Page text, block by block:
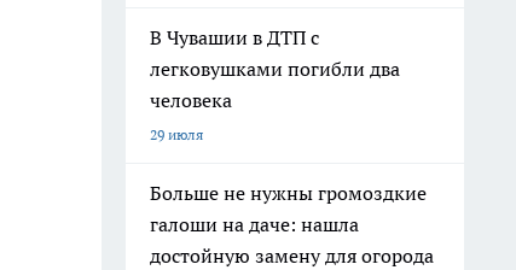
В Чувашии в ДТП с
легковушками погибли два
человека
29 июля
Больше не нужны громоздкие
галоши на даче: нашла
достойную замену для огорода